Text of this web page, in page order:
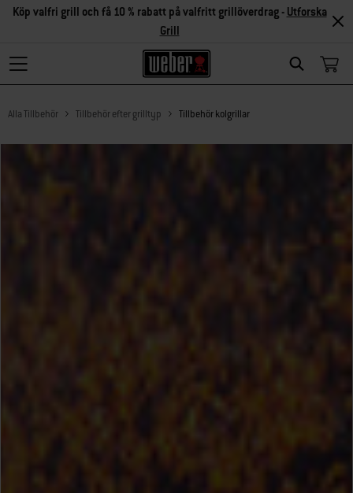
Search
Köp valfri grill och få 10 % rabatt på valfritt grillöverdrag - Utforska
Grill
Alla Tillbehör Tillbehör efter grilltyp Tillbehör kolgrillar